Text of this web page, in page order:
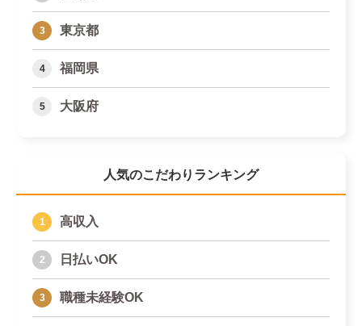
東京都
福岡県
大阪府
人気のこだわりランキング
高収入
日払いOK
職種未経験OK